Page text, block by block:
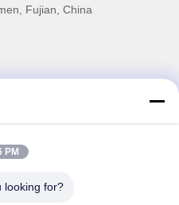
Fujian, China
kortingen en meer.
PM
looking for?